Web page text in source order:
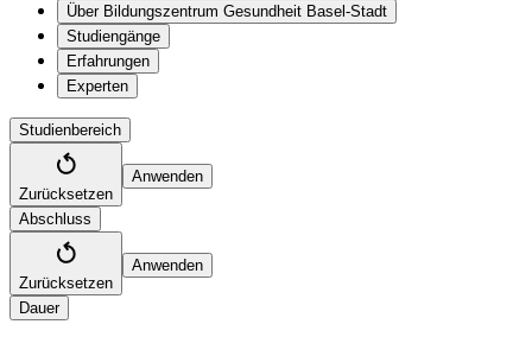
Über Bildungszentrum Gesundheit Basel-Stadt
Studiengänge
Erfahrungen
Experten
Studienbereich
Zurücksetzen
Anwenden
Abschluss
Zurücksetzen
Anwenden
Dauer